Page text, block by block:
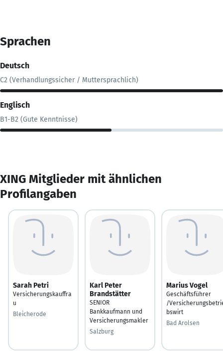
Sprachen
Deutsch
C2 (Verhandlungssicher / Muttersprachlich)
Englisch
B1-B2 (Gute Kenntnisse)
XING Mitglieder mit ähnlichen
Profilangaben
Sarah Petri
Versicherungskauffra
u
Bleicherode
Karl Peter
Brandstätter
SENIOR
Bankkaufmann und
Versicherungsmakler
Salzburg
Marius Vogel
Geschäftsführer
/
bswirt
Bad Arolsen